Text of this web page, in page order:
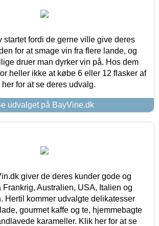
startet fordi de gerne ville give deres
for at smage vin fra flere lande, og
druer man dyrker vin på. Hos dem
heller ikke at købe 6 eller 12 flasker af
for at se deres udvalg.
udvalget på BayVine.dk
giver de deres kunder gode og
Frankrig, Australien, USA, Italien og
Hertil kommer udvalgte delikatesser
gourmet kaffe og te, hjemmebagte
karameller. Klik her for at se